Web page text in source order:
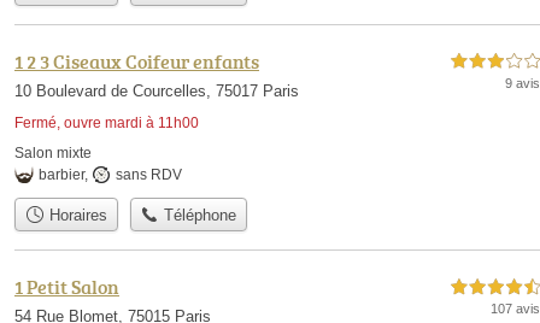
1 2 3 Ciseaux Coifeur enfants
10 Boulevard de Courcelles, 75017 Paris
Fermé, ouvre mardi à 11h00
3,0 étoiles sur 5
9 avis
Salon mixte
barbier, sans RDV
Horaires Téléphone
1 Petit Salon
54 Rue Blomet, 75015 Paris
4,5 étoiles sur 5
107 avis